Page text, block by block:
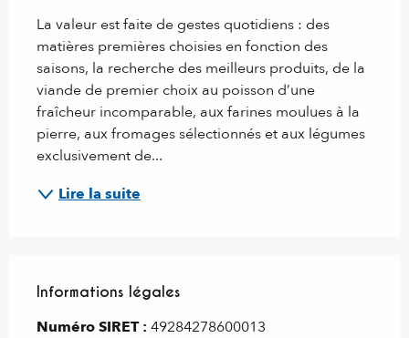
La valeur est faite de gestes quotidiens : des
matières premières choisies en fonction des
saisons, la recherche des meilleurs produits, de la
viande de premier choix au poisson d’une
fraîcheur incomparable, aux farines moulues à la
pierre, aux fromages sélectionnés et aux légumes
exclusivement de...
Lire la suite
Informations légales
Informations légales
Numéro SIRET : 49284278600013